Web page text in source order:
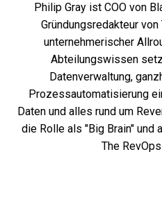
Philip Gray ist COO von
Gründungsredakteur
unternehmerischer
Abteilungswissen
Datenverwaltung,
Prozessautomatisierung
Daten und alles rund um
die Rolle als "Big Brain" und
The